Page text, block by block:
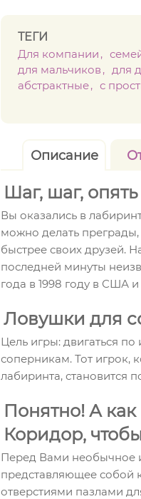
ТЕГИ
Для компании
для мальчиков
для
абстрактные
с
Описание
Шаг, шаг,
Вы оказались в
можно делать преграды,
быстрее своих друзей.
последней минуты
года в 1998 году в США
Ловушки для
Цель игры: двигаться
соперникам. Тот игрок,
лабиринта, становится
Понятно! А как
Коридор,
Перед Вами необычное
представляющее собой
отверстиями пазлами